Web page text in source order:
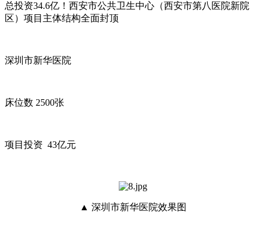
总投资34.6亿！西安市公共卫生中心（西安市第八医院新院
区）项目主体结构全面封顶
深圳市新华医院
床位数 2500张
项目投资 43亿元
▲ 深圳市新华医院效果图